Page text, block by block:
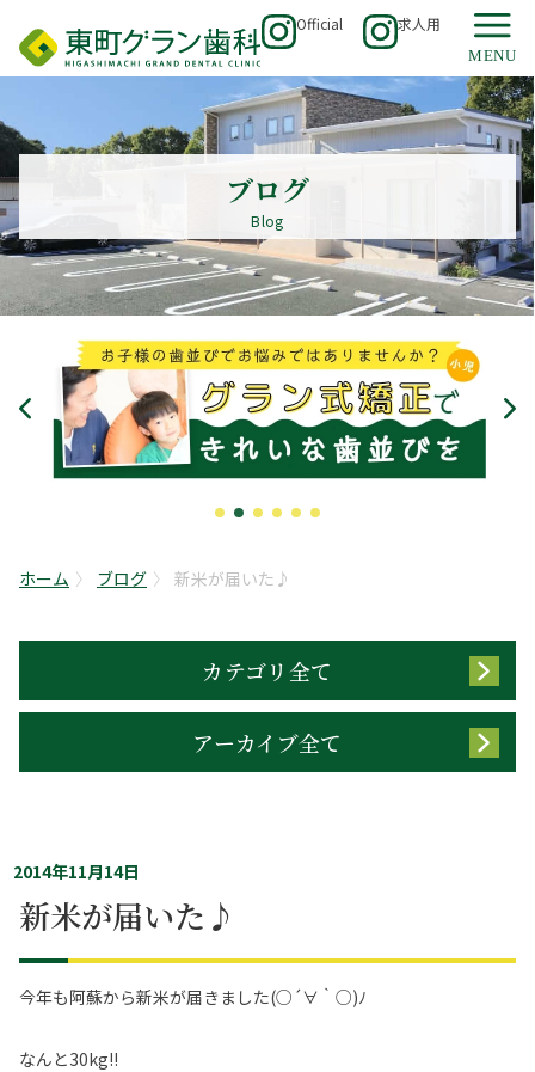
Official 求人用
ブログ
Blog
ホーム ブログ 新米が届いた♪
カテゴリ全て
アーカイブ全て
2014年11月14日
新米が届いた♪
今年も阿蘇から新米が届きました(○´∀｀○)ﾉ
なんと30kg!!